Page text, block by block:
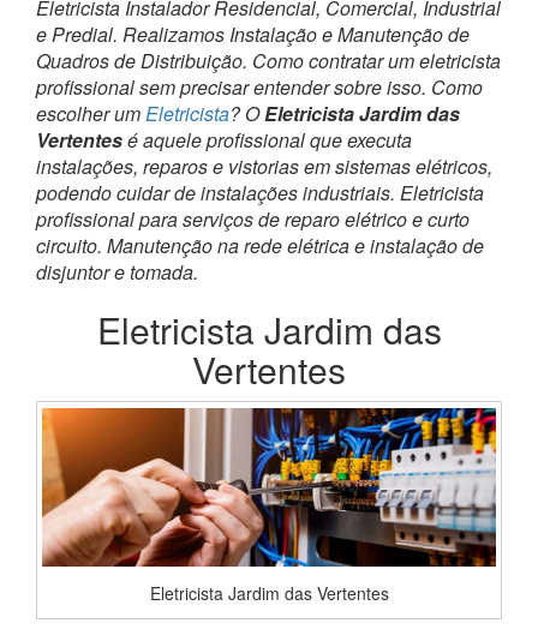
Eletricista Instalador Residencial, Comercial, Industrial
e Predial. Realizamos Instalação e Manutenção de
Quadros de Distribuição. Como contratar um eletricista
profissional sem precisar entender sobre isso. Como
escolher umEletricista? OEletricista Jardim das
Vertentesé aquele profissional que executa
instalações, reparos e vistorias em sistemas elétricos,
podendo cuidar de instalações industriais. Eletricista
profissional para serviços de reparo elétrico e curto
circuito. Manutenção na rede elétrica e instalação de
disjuntor e tomada.
Eletricista Jardim das
Vertentes
Eletricista Jardim das Vertentes